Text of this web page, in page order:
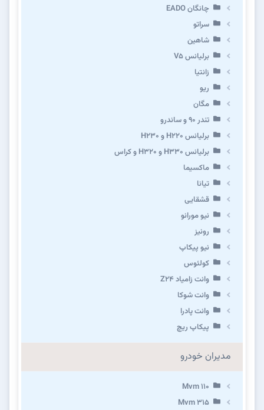
چانگان EADO
سراتو
شاهین
برلیانس V5
زانتیا
ریو
مگان
تندر ۹۰ و ساندرو
برلیانس H220 و H230
برلیانس H330 و H320 و کراس
ماکسیما
تیانا
قشقایی
نیو مورانو
رونیز
نیو پیکاپ
كولئوس
وانت زامیاد Z24
وانت شوکا
وانت پادرا
پیکاپ ریچ
مدیران خودرو
Mvm 110
Mvm 315